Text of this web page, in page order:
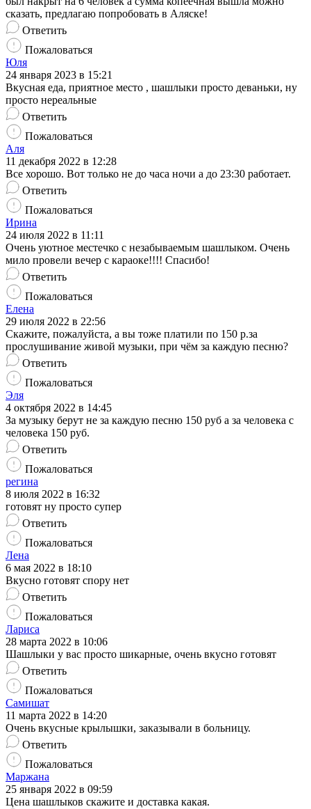
сказать, предлагаю попробовать в Аляске!
Ответить
Пожаловаться
Юля
24 января 2023 в 15:21
Вкусная еда, приятное место , шашлыки просто деваньки, ну
просто нереальные
Ответить
Пожаловаться
Аля
11 декабря 2022 в 12:28
Все хорошо. Вот только не до часа ночи а до 23:30 работает.
Ответить
Пожаловаться
Ирина
24 июля 2022 в 11:11
Очень уютное местечко с незабываемым шашлыком. Очень
мило провели вечер с караоке!!!! Спасибо!
Ответить
Пожаловаться
Елена
29 июля 2022 в 22:56
Скажите, пожалуйста, а вы тоже платили по 150 р.за
прослушивание живой музыки, при чём за каждую песню?
Ответить
Пожаловаться
Эля
4 октября 2022 в 14:45
За музыку берут не за каждую песню 150 руб а за человека с
человека 150 руб.
Ответить
Пожаловаться
регина
8 июля 2022 в 16:32
готовят ну просто супер
Ответить
Пожаловаться
Лена
6 мая 2022 в 18:10
Вкусно готовят спору нет
Ответить
Пожаловаться
Лариса
28 марта 2022 в 10:06
Шашлыки у вас просто шикарные, очень вкусно готовят
Ответить
Пожаловаться
Самишат
11 марта 2022 в 14:20
Очень вкусные крылышки, заказывали в больницу.
Ответить
Пожаловаться
Маржана
25 января 2022 в 09:59
Цена шашлыков скажите и доставка какая.